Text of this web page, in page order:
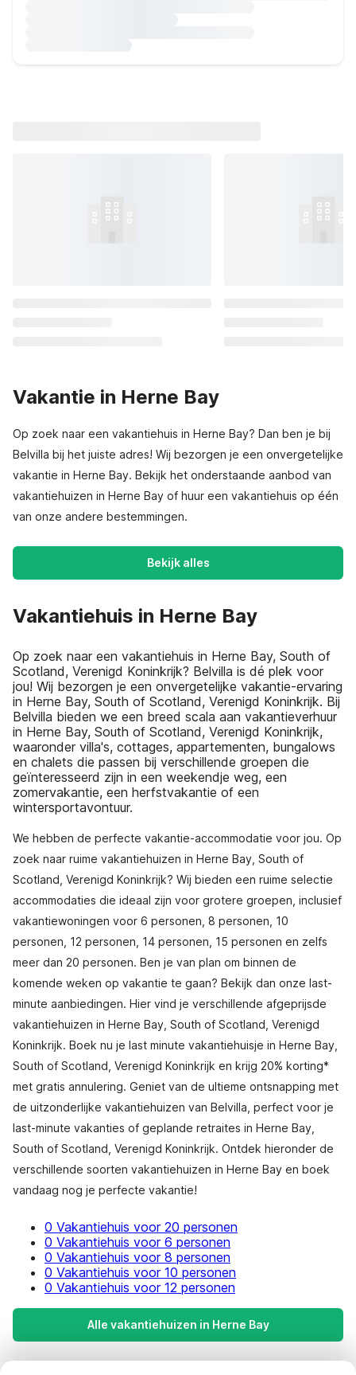
Vakantie in Herne Bay
Op zoek naar een vakantiehuis in Herne Bay? Dan ben je bij
Belvilla bij het juiste adres! Wij bezorgen je een onvergetelijke
vakantie in Herne Bay. Bekijk het onderstaande aanbod van
vakantiehuizen in Herne Bay of huur een vakantiehuis op één
van onze andere bestemmingen.
Bekijk alles
Vakantiehuis in Herne Bay
Op zoek naar een vakantiehuis in Herne Bay, South of
Scotland, Verenigd Koninkrijk? Belvilla is dé plek voor
jou! Wij bezorgen je een onvergetelijke vakantie-ervaring
in Herne Bay, South of Scotland, Verenigd Koninkrijk. Bij
Belvilla bieden we een breed scala aan vakantieverhuur
in Herne Bay, South of Scotland, Verenigd Koninkrijk,
waaronder villa's, cottages, appartementen, bungalows
en chalets die passen bij verschillende groepen die
geïnteresseerd zijn in een weekendje weg, een
zomervakantie, een herfstvakantie of een
wintersportavontuur.
We hebben de perfecte vakantie-accommodatie voor jou. Op
zoek naar ruime vakantiehuizen in Herne Bay, South of
Scotland, Verenigd Koninkrijk? Wij bieden een ruime selectie
accommodaties die ideaal zijn voor grotere groepen, inclusief
vakantiewoningen voor 6 personen, 8 personen, 10
personen, 12 personen, 14 personen, 15 personen en zelfs
meer dan 20 personen. Ben je van plan om binnen de
komende weken op vakantie te gaan? Bekijk dan onze last-
minute aanbiedingen. Hier vind je verschillende afgeprijsde
vakantiehuizen in Herne Bay, South of Scotland, Verenigd
Koninkrijk. Boek nu je last minute vakantiehuisje in Herne Bay,
South of Scotland, Verenigd Koninkrijk en krijg 20% korting*
met gratis annulering. Geniet van de ultieme ontsnapping met
de uitzonderlijke vakantiehuizen van Belvilla, perfect voor je
last-minute vakanties of geplande retraites in Herne Bay,
South of Scotland, Verenigd Koninkrijk. Ontdek hieronder de
verschillende soorten vakantiehuizen in Herne Bay en boek
vandaag nog je perfecte vakantie!
0 Vakantiehuis voor 20 personen
0 Vakantiehuis voor 6 personen
0 Vakantiehuis voor 8 personen
0 Vakantiehuis voor 10 personen
0 Vakantiehuis voor 12 personen
Alle vakantiehuizen in Herne Bay